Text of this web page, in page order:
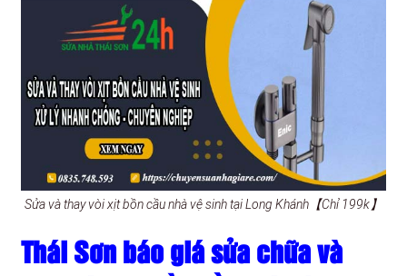
Sửa và thay vòi xịt bồn cầu nhà vệ sinh tại Long Khánh【Chỉ 199k】
Thái Sơn báo giá sửa chữa và